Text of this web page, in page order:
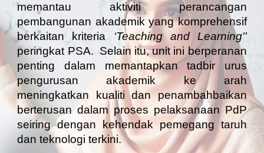
memantau aktiviti perancangan
pembangunan akademik yang komprehensif
berkaitan kriteria
‘Teaching and Learning''
peringkat PSA. Selain itu, unit ini berperanan
penting dalam memantapkan tadbir urus
pengurusan akademik ke arah
meningkatkan kualiti dan penambahbaikan
berterusan dalam proses pelaksanaan PdP
seiring dengan kehendak pemegang taruh
dan teknologi terkini.